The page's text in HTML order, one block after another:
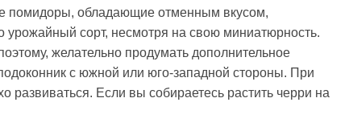
помидоры, обладающие отменным вкусом,
урожайный сорт, несмотря на свою миниатюрность.
желательно продумать дополнительное
с южной или юго-западной стороны. При
развиваться. Если вы собираетесь растить черри на